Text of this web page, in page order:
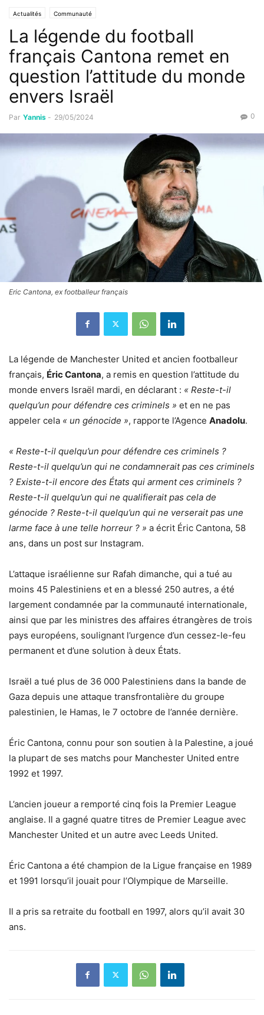
Actualités Communauté
La légende du football
français Cantona remet en
question l’attitude du monde
envers Israël
Par Yannis - 29/05/2024 0
Eric Cantona, ex footballeur français
La légende de Manchester United et ancien footballeur
français, Éric Cantona, a remis en question l’attitude du
monde envers Israël mardi, en déclarant : « Reste-t-il
quelqu’un pour défendre ces criminels » et en ne pas
appeler cela « un génocide », rapporte l’Agence Anadolu.
« Reste-t-il quelqu’un pour défendre ces criminels ?
Reste-t-il quelqu’un qui ne condamnerait pas ces criminels
? Existe-t-il encore des États qui arment ces criminels ?
Reste-t-il quelqu’un qui ne qualifierait pas cela de
génocide ? Reste-t-il quelqu’un qui ne verserait pas une
larme face à une telle horreur ? » a écrit Éric Cantona, 58
ans, dans un post sur Instagram.
L’attaque israélienne sur Rafah dimanche, qui a tué au
moins 45 Palestiniens et en a blessé 250 autres, a été
largement condamnée par la communauté internationale,
ainsi que par les ministres des affaires étrangères de trois
pays européens, soulignant l’urgence d’un cessez-le-feu
permanent et d’une solution à deux États.
Israël a tué plus de 36 000 Palestiniens dans la bande de
Gaza depuis une attaque transfrontalière du groupe
palestinien, le Hamas, le 7 octobre de l’année dernière.
Éric Cantona, connu pour son soutien à la Palestine, a joué
la plupart de ses matchs pour Manchester United entre
1992 et 1997.
L’ancien joueur a remporté cinq fois la Premier League
anglaise. Il a gagné quatre titres de Premier League avec
Manchester United et un autre avec Leeds United.
Éric Cantona a été champion de la Ligue française en 1989
et 1991 lorsqu’il jouait pour l’Olympique de Marseille.
Il a pris sa retraite du football en 1997, alors qu’il avait 30
ans.